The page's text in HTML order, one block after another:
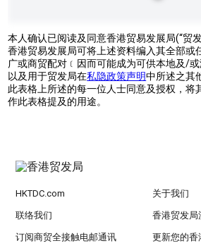
本人确认已阅读及同意香港贸易发展局(“贸
香港贸易发展局可将上述资料编入其全部或
广或商贸配对﹝因而可能成为可供本地及/或
以及用于贸发局在私隐政策声明中所述之其
此表格上所述的每一位人士同意及授权，将
作此表格提及的用途。
HKTDC.com 关于我们
联络我们 香港贸发局
订阅商贸全接触电邮通讯 更新您的香